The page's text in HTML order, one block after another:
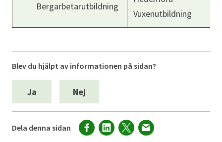
Bergarbetarutbildning
Vuxenutbildning
Blev du hjälpt av informationen på sidan?
Ja Nej
Dela denna sidan